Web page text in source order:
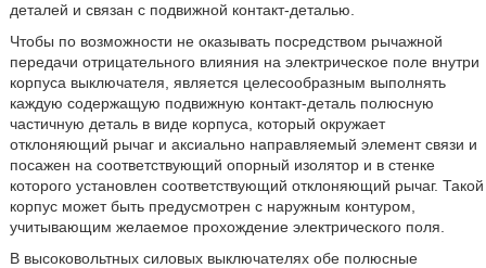
деталей и связан с подвижной контакт-деталью.
Чтобы по возможности не оказывать посредством рычажной
передачи отрицательного влияния на электрическое поле внутри
корпуса выключателя, является целесообразным выполнять
каждую содержащую подвижную контакт-деталь полюсную
частичную деталь в виде корпуса, который окружает
отклоняющий рычаг и аксиально направляемый элемент связи и
посажен на соответствующий опорный изолятор и в стенке
которого установлен соответствующий отклоняющий рычаг. Такой
корпус может быть предусмотрен с наружным контуром,
учитывающим желаемое прохождение электрического поля.
В высоковольтных силовых выключателях обе полюсные